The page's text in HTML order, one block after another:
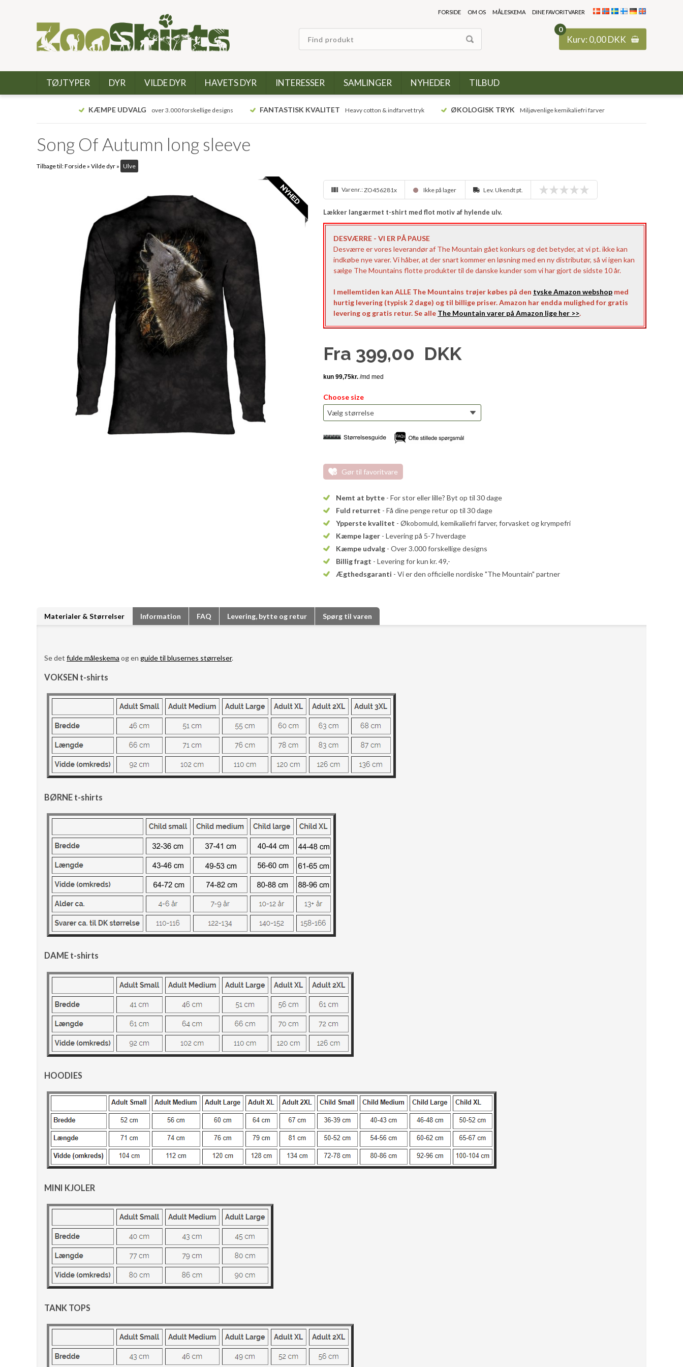
0
Kurv: 0,00DKK
FORSIDE OM OS MÅLESKEMA DINE FAVORITVARER
TØJTYPER DYR VILDE DYR HAVETS DYR INTERESSER SAMLINGER NYHEDER TILBUD
KÆMPE UDVALG over 3.000 forskellige designs FANTASTISK KVALITET Heavy cotton & indfarvet tryk ØKOLOGISK TRYK Miljøvenlige kemikaliefri farver
Song Of Autumn long sleeve
Tilbage til:Forside » Vilde dyr » Ulve
Varenr.:ZO456281x Ikke på lager Lev. Ukendt pt.
Lækker langærmet t-shirt med flot motiv af hylende ulv.
DESVÆRRE - VI ER PÅ PAUSE
Desværre er vores leverandør af The Mountain gået konkurs og det betyder, at vi pt. ikke kan
indkøbe nye varer. Vi håber, at der snart kommer en løsning med en ny distributør, så vi igen kan
sælge The Mountains flotte produkter til de danske kunder som vi har gjort de sidste 10 år.
I mellemtiden kan ALLE The Mountains trøjer købes på den tyske Amazon webshop med
hurtig levering (typisk 2 dage) og til billige priser. Amazon har endda mulighed for gratis
levering og gratis retur. Se alle The Mountain varer på Amazon lige her >>.
Fra 399,00 DKK
Choose size
Gør til favoritvare
Nemt at bytte - For stor eller lille? Byt op til 30 dage
Fuld returret - Få dine penge retur op til 30 dage
Ypperste kvalitet - Økobomuld, kemikaliefri farver, forvasket og krympefri
Kæmpe lager - Levering på 5-7 hverdage
Kæmpe udvalg - Over 3.000 forskellige designs
Billig fragt - Levering for kun kr. 49,-
Ægthedsgaranti - Vi er den officielle nordiske "The Mountain" partner
Materialer & Størrelser Information FAQ Levering, bytte og retur Spørg til varen
Se det fulde måleskema og en guide til blusernes størrelser.
VOKSEN t-shirts
BØRNE t-shirts
DAME t-shirts
HOODIES
MINI KJOLER
TANK TOPS